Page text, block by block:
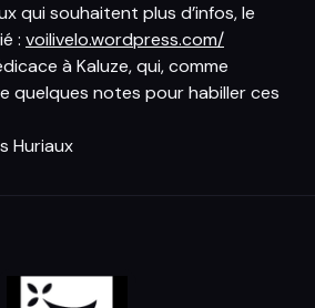
qui souhaitent plus d’infos, le
: voilivelo.wordpress.com/
à Kaluze, qui, comme
quelques notes pour habiller ces
Huriaux